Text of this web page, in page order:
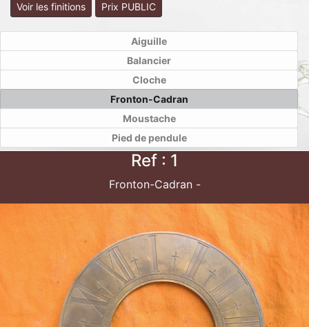
Voir les finitions Prix PUBLIC
Aiguille
Balancier
Cloche
Fronton-Cadran
Moustache
Pied de pendule
Ref : 1
Fronton-Cadran -